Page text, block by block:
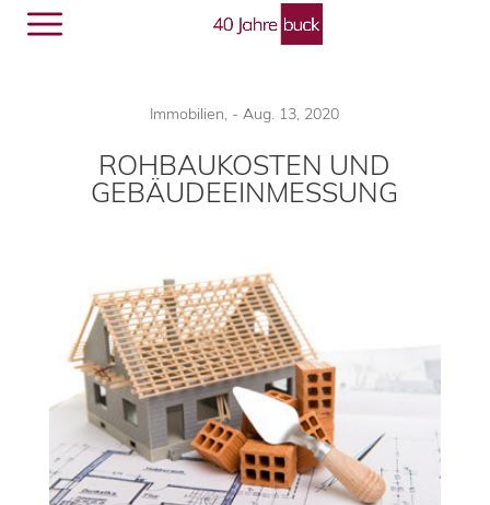
Immobilien, -Aug. 13, 2020
ROHBAUKOSTEN UND
GEBÄUDEEINMESSUNG